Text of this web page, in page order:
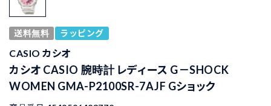
送料無料 ラッピング
CASIO カシオ
カシオ CASIO 腕時計 レディース G－SHOCK
WOMEN GMA-P2100SR-7AJF Gショック